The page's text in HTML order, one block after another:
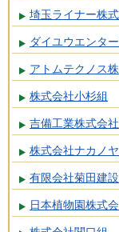
埼玉ライナー株
ダイユウエンタ
アトムテクノス
株式会社小杉組
吉備工業株式会社
株式会社ナカノヤ
有限会社菊田建設
日本植物園株式